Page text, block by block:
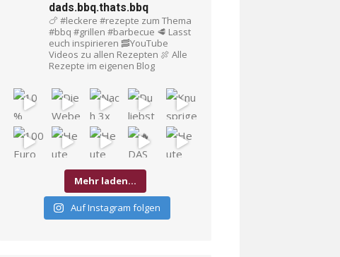
dads.bbq.thats.bbq
🍗 #leckere #rezepte zum Thema
#bbq #grillen #barbecue 🥩 Lasst
euch inspirieren 🥓YouTube
Videos zu allen Rezepten 🍖 Alle
Rezepte im eigenen Blog
Mehr laden…
Auf Instagram folgen